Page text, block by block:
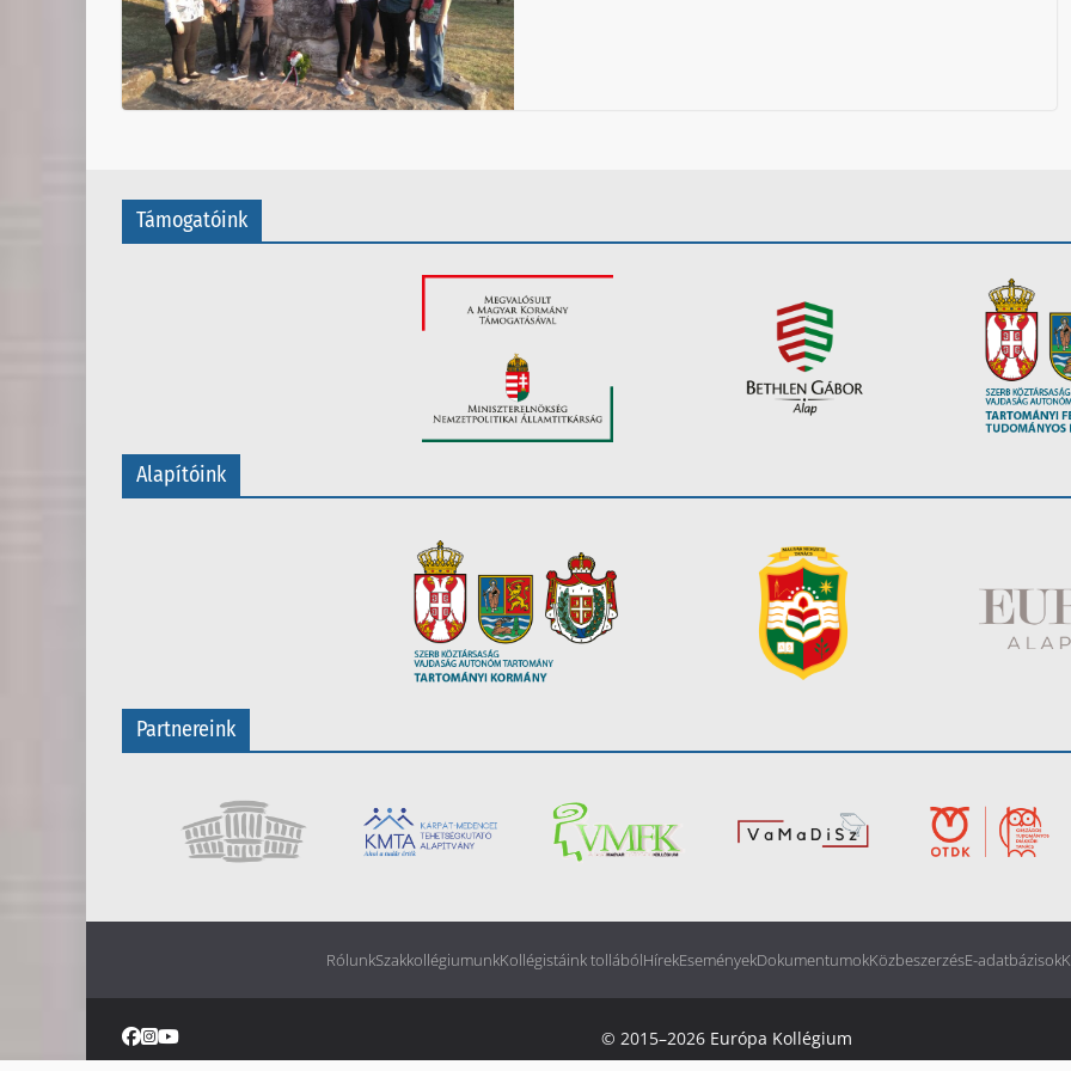
Támogatóink
Alapítóink
Partnereink
RólunkSzakkollégiumunkKollégistáink tollábólHírekEseményekDokumentumokKözbeszerzésE-adatbázisok
© 2015–2026 Európa Kollégium